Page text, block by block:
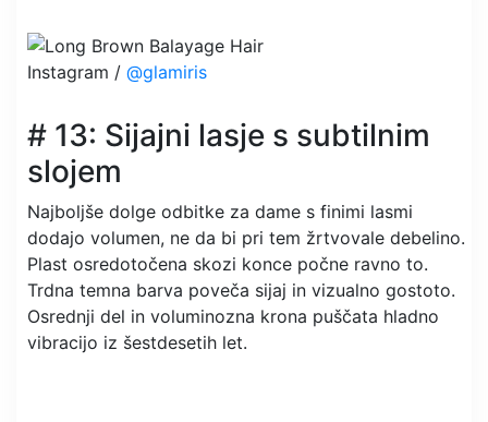
Instagram / @glamiris
# 13: Sijajni lasje s subtilnim
slojem
Najboljše dolge odbitke za dame s finimi lasmi
dodajo volumen, ne da bi pri tem žrtvovale debelino.
Plast osredotočena skozi konce počne ravno to.
Trdna temna barva poveča sijaj in vizualno gostoto.
Osrednji del in voluminozna krona puščata hladno
vibracijo iz šestdesetih let.